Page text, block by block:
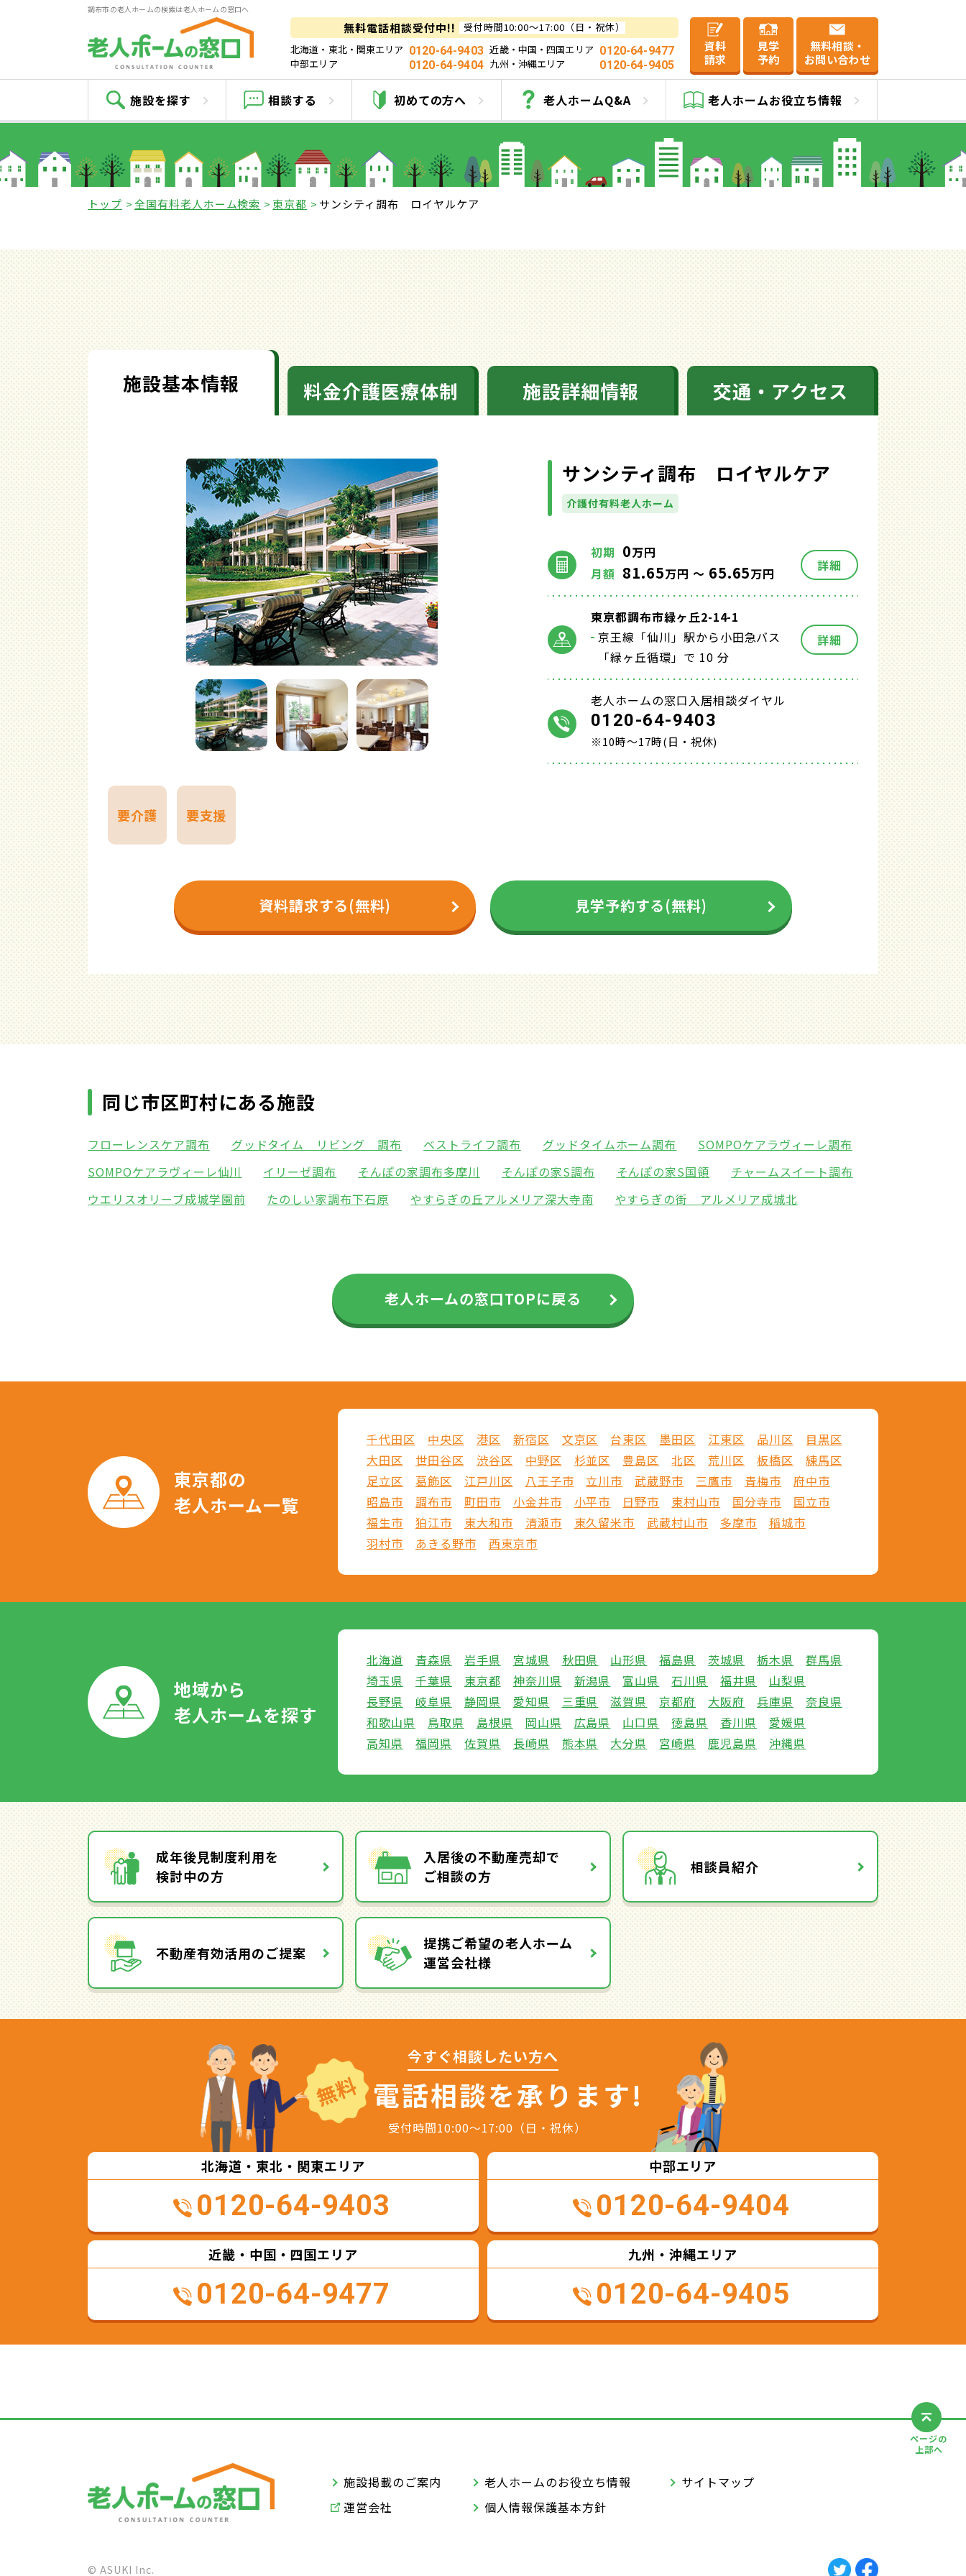
調布市の老人ホームの検索は老人ホームの窓口へ
無料電話相談受付中!!
受付時間10:00～17:00（日・祝休）
北海道・東北・関東エリア 0120-64-9403 近畿・中国・四国エリア 0120-64-9477
中部エリア
0120-64-9404 九州・沖縄エリア 0120-64-9405
資料
請求
見学
予約
無料相談・
お問い合わせ
施設を探す 相談する 初めての方へ 老人ホームQ&A 老人ホームお役立ち情報
サンシティ調布 ロイヤルケア
トップ 全国有料老人ホーム検索 東京都 サンシティ調布 ロイヤルケア
施設基本情報 料金介護医療体制 施設詳細情報 交通・アクセス
サンシティ調布 ロイヤルケア
介護付有料老人ホーム
初期 0万円
月額 81.65万円 ～ 65.65万円 詳細
東京都調布市緑ヶ丘2-14-1
京王線「仙川」駅から小田急バス
「緑ヶ丘循環」で 10 分
詳細
老人ホームの窓口入居相談ダイヤル
0120-64-9403
※10時～17時(日・祝休)
要介護 要支援
資料請求する(無料) 見学予約する(無料)
同じ市区町村にある施設
フローレンスケア調布 グッドタイム リビング 調布 ベストライフ調布 グッドタイムホーム調布
SOMPOケアラヴィーレ調布
SOMPOケアラヴィーレ仙川
イリーゼ調布 そんぽの家調布多摩川 そんぽの家S調布 そんぽの家S国領
チャームスイート調布
ウエリスオリーブ成城学園前
たのしい家調布下石原 やすらぎの丘アルメリア深大寺南 やすらぎの街 アルメリア成城北
老人ホームの窓口TOPに戻る
東京都の
老人ホーム一覧
千代田区 中央区 港区 新宿区 文京区 台東区 墨田区 江東区 品川区
目黒区
大田区
世田谷区 渋谷区 中野区 杉並区 豊島区 北区 荒川区 板橋区
練馬区
足立区
葛飾区 江戸川区 八王子市 立川市 武蔵野市 三鷹市 青梅市
府中市
昭島市
調布市 町田市 小金井市 小平市 日野市 東村山市 国分寺市
国立市
福生市
狛江市 東大和市 清瀬市 東久留米市 武蔵村山市 多摩市
稲城市
羽村市
あきる野市 西東京市
地域から
老人ホームを探す
北海道 青森県 岩手県 宮城県 秋田県 山形県 福島県 茨城県 栃木県
群馬県
埼玉県
千葉県 東京都 神奈川県 新潟県 富山県 石川県 福井県
山梨県
長野県
岐阜県 静岡県 愛知県 三重県 滋賀県 京都府 大阪府 兵庫県
奈良県
和歌山県
鳥取県 島根県 岡山県 広島県 山口県 徳島県 香川県
愛媛県
高知県
福岡県 佐賀県 長崎県 熊本県 大分県 宮崎県 鹿児島県 沖縄県
成年後見制度利用を
検討中の方
入居後の不動産売却で
ご相談の方
相談員紹介
不動産有効活用のご提案
提携ご希望の老人ホーム
運営会社様
無料
今すぐ相談したい方へ
電話相談を承ります!
受付時間10:00～17:00（日・祝休）
北海道・東北・関東エリア
0120-64-9403
中部エリア
0120-64-9404
近畿・中国・四国エリア
0120-64-9477
九州・沖縄エリア
0120-64-9405
ページの
上部へ
施設掲載のご案内 老人ホームのお役立ち情報
サイトマップ
運営会社
個人情報保護基本方針
© ASUKI Inc.